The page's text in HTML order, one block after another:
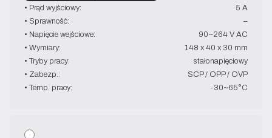
• Prąd wyjściowy:
5 A
• Sprawność:
–
• Napięcie wejściowe:
90~264 V AC
• Wymiary:
148 x 40 x 30 mm
• Tryby pracy:
stałonapięciowy
• Zabezp.:
SCP / OPP / OVP
• Temp. pracy:
-30~65°C